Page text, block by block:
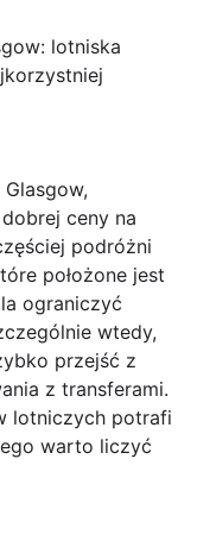
lotniska
,
ceny na
podróżni
położone jest
ograniczyć
wtedy,
przejść z
z transferami.
lotniczych potrafi
warto liczyć